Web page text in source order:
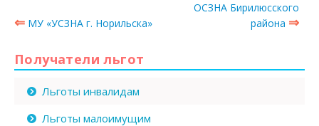
⇐ МУ «УСЗНА г. Норильска»
ОСЗНА Бирилюсского
района ⇒
Получатели льгот
Льготы инвалидам
Льготы малоимущим